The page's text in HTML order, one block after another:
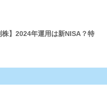
株】2024年運用は新NISA？特